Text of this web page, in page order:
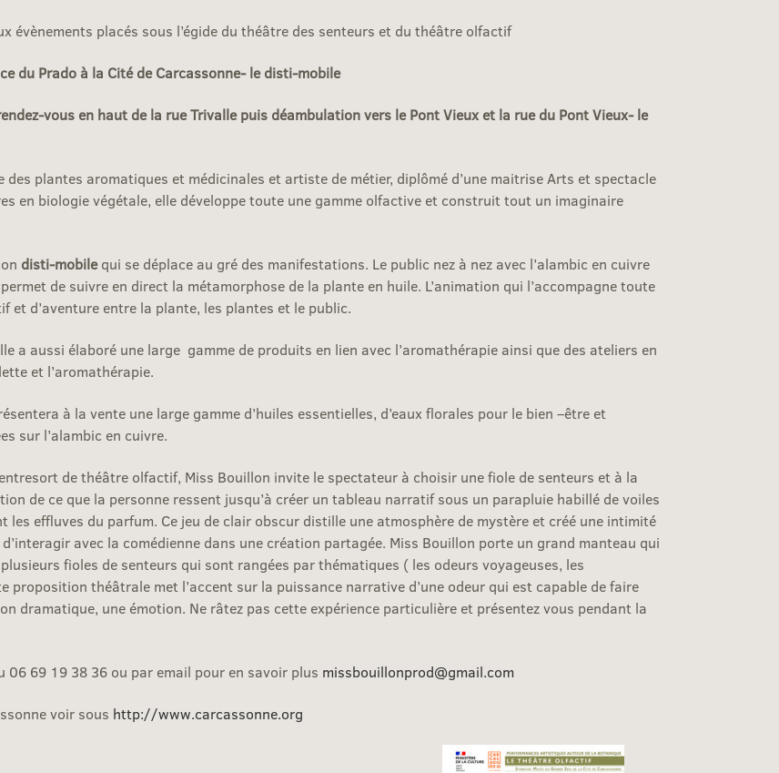
évènements placés sous l’égide du théâtre des senteurs et du théâtre olfactif
du Prado à la Cité de Carcassonne- le disti-mobile
vous en haut de la rue Trivalle puis déambulation vers le Pont Vieux et la rue du Pont Vieux- le
plantes aromatiques et médicinales et artiste de métier, diplômé d’une maitrise Arts et spectacle
en biologie végétale, elle développe toute une gamme olfactive et construit tout un imaginaire
disti-mobilequi se déplace au gré des manifestations. Le public nez à nez avec l’alambic en cuivre
de suivre en direct la métamorphose de la plante en huile. L’animation qui l’accompagne toute
d’aventure entre la plante, les plantes et le public.
a aussi élaboré une large gamme de produits en lien avec l’aromathérapie ainsi que des ateliers en
et l’aromathérapie.
à la vente une large gamme d’huiles essentielles, d’eaux florales pour le bien –être et
sur l’alambic en cuivre.
de théâtre olfactif, Miss Bouillon invite le spectateur à choisir une fiole de senteurs et à la
de ce que la personne ressent jusqu’à créer un tableau narratif sous un parapluie habillé de voiles
effluves du parfum. Ce jeu de clair obscur distille une atmosphère de mystère et créé une intimité
avec la comédienne dans une création partagée. Miss Bouillon porte un grand manteau qui
fioles de senteurs qui sont rangées par thématiques ( les odeurs voyageuses, les
théâtrale met l’accent sur la puissance narrative d’une odeur qui est capable de faire
dramatique, une émotion. Ne râtez pas cette expérience particulière et présentez vous pendant la
06 69 19 38 36 ou par email pour en savoir plus missbouillonprod@gmail.com
voir sous http://www.carcassonne.org